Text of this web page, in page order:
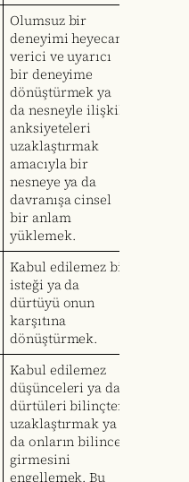
Olumsuz bir
deneyimi heyecan
verici ve uyarıcı
bir deneyime
dönüştürmek ya
da nesneyle ilişkili
anksiyeteleri
uzaklaştırmak
amacıyla bir
nesneye ya da
davranışa cinsel
bir anlam
yüklemek.
Kabul edilemez bir
isteği ya da
dürtüyü onun
karşıtına
dönüştürmek.
Kabul edilemez
düşünceleri ya da
dürtüleri bilinçten
uzaklaştırmak ya
da onların bilince
girmesini
engellemek. Bu